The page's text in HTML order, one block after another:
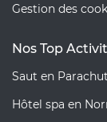
Gestion des
Nos Top
Saut en
Hôtel spa en